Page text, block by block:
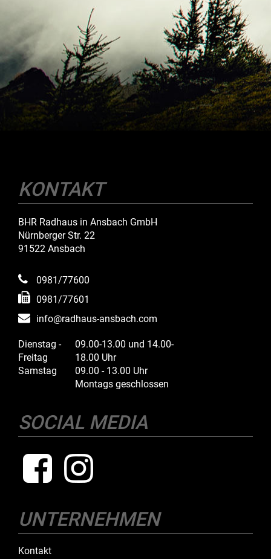
KONTAKT
BHR Radhaus in Ansbach GmbH
Nürnberger Str. 22
91522 Ansbach
0981/77600
0981/77601
info@radhaus-ansbach.com
Dienstag -
Freitag
09.00-13.00 und 14.00-
18.00 Uhr
Samstag
09.00 - 13.00 Uhr
Montags geschlossen
SOCIAL MEDIA
UNTERNEHMEN
Kontakt